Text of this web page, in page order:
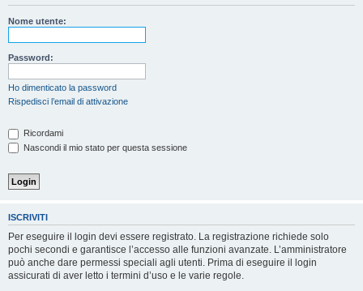
Nome utente:
Password:
Ho dimenticato la password
Rispedisci l’email di attivazione
Ricordami
Nascondi il mio stato per questa sessione
ISCRIVITI
Per eseguire il login devi essere registrato. La registrazione richiede solo
pochi secondi e garantisce l’accesso alle funzioni avanzate. L’amministratore
può anche dare permessi speciali agli utenti. Prima di eseguire il login
assicurati di aver letto i termini d’uso e le varie regole.